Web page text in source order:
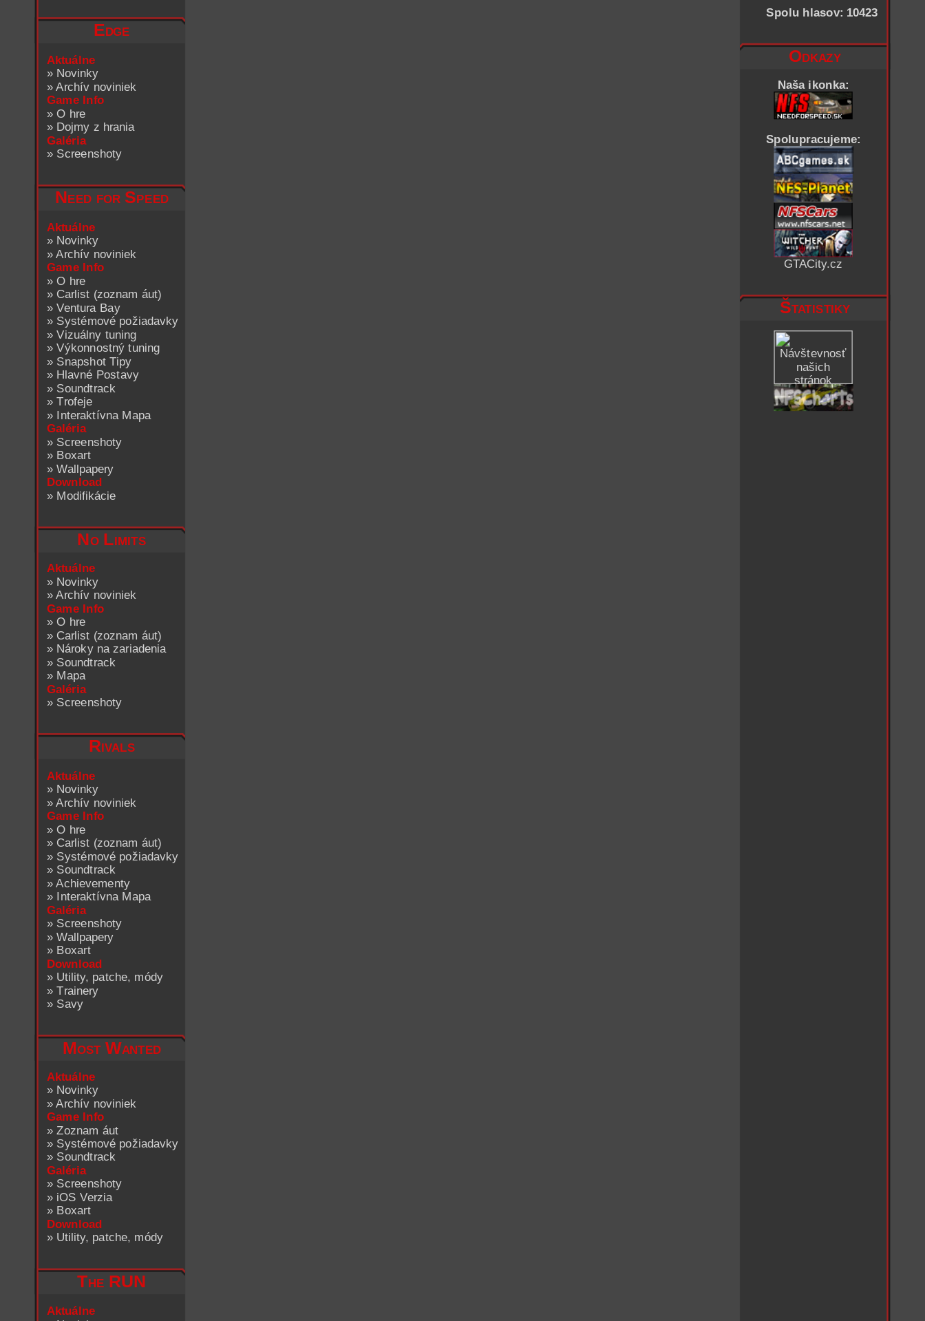
Edge
Aktuálne
» Novinky
»Archív noviniek
Game Info
»O hre
» Dojmy z hrania
Galéria
» Screenshoty
Need for Speed
Aktuálne
» Novinky
»Archív noviniek
Game Info
»O hre
» Carlist (zoznam áut)
»Ventura Bay
» Systémové požiadavky
»Vizuálny tuning
»Výkonnostný tuning
» Snapshot Tipy
» Hlavné Postavy
» Soundtrack
»Trofeje
» Interaktívna Mapa
Galéria
» Screenshoty
» Boxart
»Wallpapery
Download
» Modifikácie
No Limits
Aktuálne
» Novinky
»Archív noviniek
Game Info
»O hre
» Carlist (zoznam áut)
» Nároky na zariadenia
» Soundtrack
» Mapa
Galéria
» Screenshoty
Rivals
Aktuálne
» Novinky
»Archív noviniek
Game Info
»O hre
» Carlist (zoznam áut)
» Systémové požiadavky
» Soundtrack
»Achievementy
» Interaktívna Mapa
Galéria
» Screenshoty
»Wallpapery
» Boxart
Download
» Utility, patche, módy
»Trainery
» Savy
Most Wanted
Aktuálne
» Novinky
»Archív noviniek
Game Info
»Zoznam áut
» Systémové požiadavky
» Soundtrack
Galéria
» Screenshoty
» iOS Verzia
» Boxart
Download
» Utility, patche, módy
The RUN
Aktuálne
Spolu hlasov: 10423
Odkazy
Naša ikonka:
Spolupracujeme:
GTACity.cz
Štatistiky